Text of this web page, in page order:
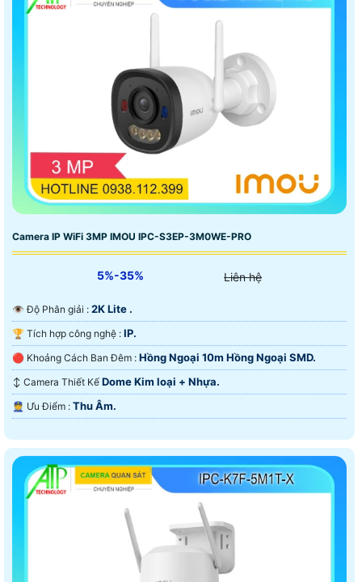
Camera IP WiFi 3MP IMOU IPC-S3EP-3M0WE-PRO
5%-35% Liên hệ
👁 Độ Phân giải : 2K Lite .
🏆 Tích hợp công nghệ : IP.
🔴 Khoảng Cách Ban Đêm : Hồng Ngoại 10m Hồng Ngoại SMD.
↕️ Camera Thiết Kế Dome Kim loại + Nhựa.
️👮 Ưu Điểm : Thu Âm.